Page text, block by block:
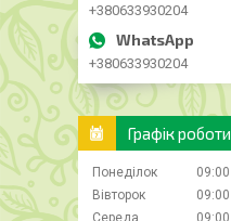
+380633930204
+380633930204
Графік роботи
Понеділок 09:00
Вівторок
09:00
Середа
09:00